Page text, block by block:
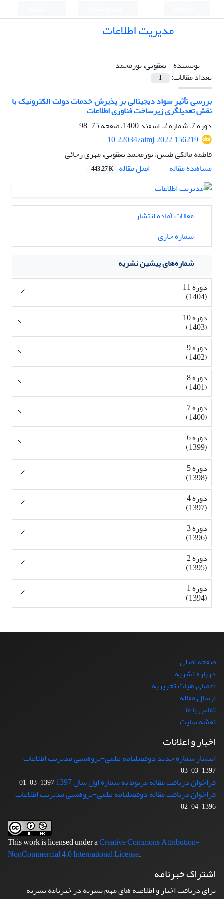
مدیریت اطلاعات
نویسنده =یعقوبی، نورمحمد
تعداد مقالات:
1
بررسی تأثیر سواد دیجیتالی بر پذیرش خدمات دولت الکترونیک با
نقش تعدیلگری زیرساخت فناوری اطلاعات
دوره 7، شماره 2، اسفند 1400، صفحه
75-98
10.22034/aimj.2022.156219
فاطمه مالکی طبس، نورمحمد یعقوبی، مهری رجائی
مشاهده مقاله
اصل مقاله 443.27 K
مقالات آماده انتشار
شماره جاری
شماره‌های پیشین نشریه
دوره 11
(1404)
دوره 10
(1403)
دوره 9
(1402)
دوره 8
(1401)
دوره 7
(1400)
دوره 6
(1399)
دوره 5
(1398)
دوره 4
(1397)
دوره 3
(1396)
دوره 2
(1395)
دوره 1
(1394)
صفحه اصلی
درباره نشریه
اعضای هیات تحریریه
ارسال مقاله
تماس با ما
نقشه سایت
اخبار و اعلانات
انتشار شماره جدید دوفصلنامه علمی-پژوهشی مدیریت اطلاعات
1397-03-03
فراخوان دریافت مقاله مربوط به شماره اول سال 1397 1397-03-01
فراخوان دریافت مقاله دوفصلنامه علمی-پژوهشی مدیریت اطلاعات
1396-04-02
This work is licensed under aCreative Commons Attribution-
NonCommercial 4.0 International License.
اشتراک خبرنامه
برای دریافت اخبار و اطلاعیه های مهم نشریه در خبرنامه نشریه